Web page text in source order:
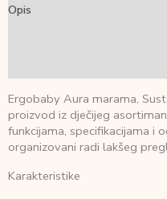
Opis
Ergobaby Aura marama,
proizvod iz dječijeg
funkcijama, specifikacijama i
organizovani radi lakšeg
Karakteristike